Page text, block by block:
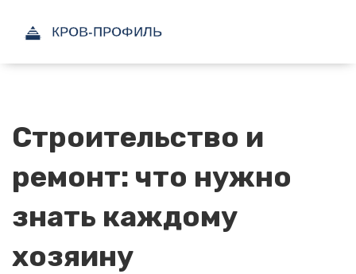
Строительство и
ремонт: что нужно
знать каждому
хозяину